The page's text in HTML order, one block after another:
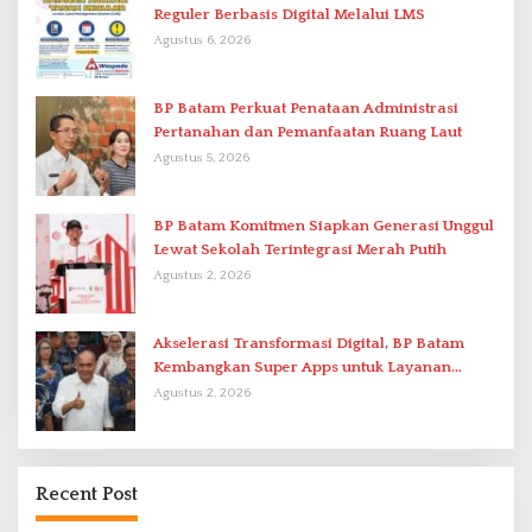
Reguler Berbasis Digital Melalui LMS
Agustus 6, 2026
BP Batam Perkuat Penataan Administrasi
Pertanahan dan Pemanfaatan Ruang Laut
Agustus 5, 2026
BP Batam Komitmen Siapkan Generasi Unggul
Lewat Sekolah Terintegrasi Merah Putih
Agustus 2, 2026
Akselerasi Transformasi Digital, BP Batam
Kembangkan Super Apps untuk Layanan
Terpadu
Agustus 2, 2026
Recent Post